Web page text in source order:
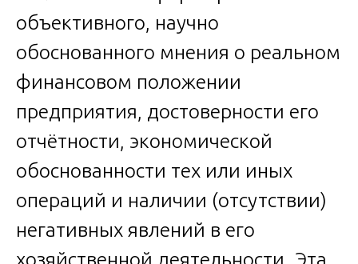
объективного, научно
обоснованного мнения о реальном
финансовом положении
предприятия, достоверности его
отчётности, экономической
обоснованности тех или иных
операций и наличии (отсутствии)
негативных явлений в его
хозяйственной деятельности. Эта